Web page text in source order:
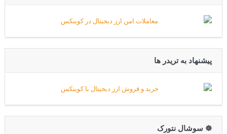
پیشنهاد به تریدر ها
☸️ سوشال نتورک